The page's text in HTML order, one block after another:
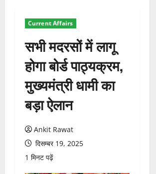
Current Affairs
सभी मदरसों में लागू
होगा बोर्ड पाठ्यक्रम,
मुख्यमंत्री धामी का
बड़ा ऐलान
Ankit Rawat
दिसम्बर 19, 2025
1 मिनट पढ़ें